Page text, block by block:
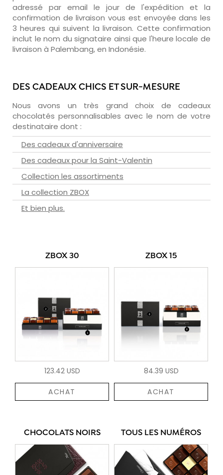
adressé par email le jour de l'expédition et la
confirmation de livraison vous est envoyée dans les
3 heures qui suivent la livraison. Cette confirmation
inclut le nom du signataire ainsi que l'heure locale de
livraison à Palembang, en Indonésie.
DES CADEAUX CHICS ET SUR-MESURE
Nous avons un très grand choix de cadeaux
chocolatés personnalisables avec le nom de votre
destinataire dont :
Des cadeaux d'anniversaire
Des cadeaux pour la Saint-Valentin
Collection les assortiments
La collection ZBOX
Et bien plus.
ZBOX 30
123.42 USD
ACHAT
ZBOX 15
84.39 USD
ACHAT
CHOCOLATS NOIRS TOUS LES NUMÉROS